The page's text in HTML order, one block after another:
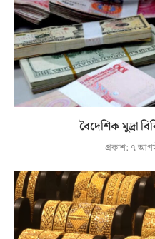
বৈদেশিক মুদ্রা
প্রকাশ: ৭